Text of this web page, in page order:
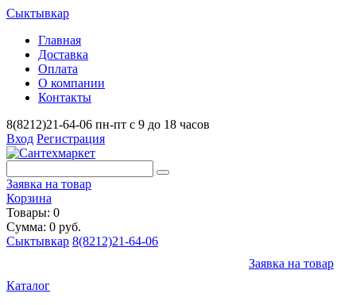
Сыктывкар
Главная
Доставка
Оплата
О компании
Контакты
8(8212)21-64-06 пн-пт с 9 до 18 часов
Вход Регистрация
Заявка на товар
Корзина
Товары: 0
Сумма: 0 руб.
Сыктывкар 8(8212)21-64-06
Заявка на товар
Каталог